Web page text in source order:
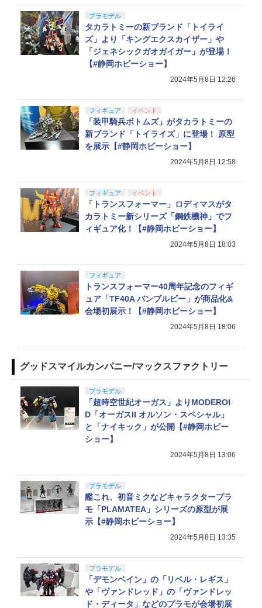
プラモデル
タカラトミーの新ブランド「トイライ
ズ」より「キングエクスカイザー」や
「ジェネシックガオガイガー」が登場！
【#静岡ホビーショー】
2024年5月8日 12:26
フィギュア イベント
「装甲騎兵ボトムズ」がタカラトミーの
新ブランド「トイライズ」に登場！ 原型
を展示【#静岡ホビーショー】
2024年5月8日 12:58
フィギュア イベント
「トランスフォーマー」ロディマスがタ
カラトミー新シリーズ「鋼鉄機神」でフ
ィギュア化！【#静岡ホビーショー】
2024年5月8日 18:03
フィギュア
トランスフォーマー40周年記念のフィギ
ュア「TF40A バンブルビー」が商品化&
会場初展示！【#静岡ホビーショー】
2024年5月8日 18:06
グッドスマイルカンパニー/マックスファクトリー
プラモデル
「超時空世紀オーガス」よりMODEROI
D「オーガスII オルソン・スペシャル」
と「ナイキック」が公開【#静岡ホビー
ショー】
2024年5月8日 13:06
プラモデル
艦これ、初音ミクなどキャラクタープラ
モ「PLAMATEA」シリーズの原型が展
示【#静岡ホビーショー】
2024年5月8日 13:35
プラモデル
「デモンベイン」の「リベル・レギス」
や「ヴァンドレッド」の「ヴァンドレッ
ド・ディータ」などのプラモが会場初展